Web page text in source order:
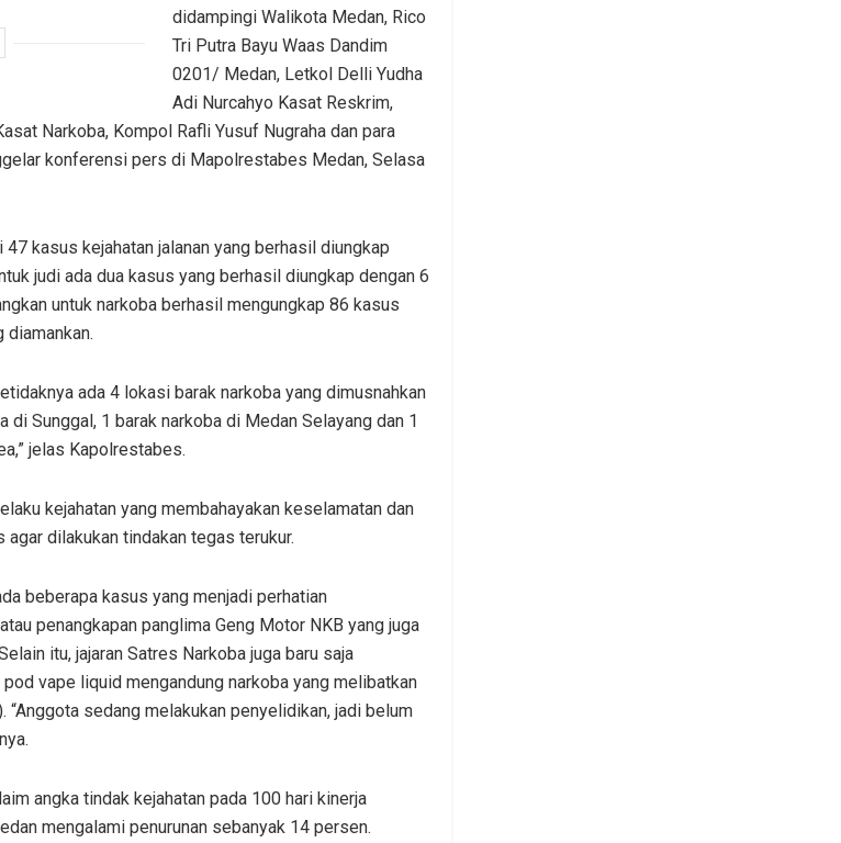
didampingi Walikota Medan, Rico
Tri Putra Bayu Waas Dandim
0201/ Medan, Letkol Delli Yudha
Adi Nurcahyo Kasat Reskrim,
Narkoba, Kompol Rafli Yusuf Nugraha dan para
konferensi pers di Mapolrestabes Medan, Selasa
kasus kejahatan jalanan yang berhasil diungkap
judi ada dua kasus yang berhasil diungkap dengan 6
untuk narkoba berhasil mengungkap 86 kasus
diamankan.
ada 4 lokasi barak narkoba yang dimusnahkan
di Sunggal, 1 barak narkoba di Medan Selayang dan 1
jelas Kapolrestabes.
kejahatan yang membahayakan keselamatan dan
dilakukan tindakan tegas terukur.
beberapa kasus yang menjadi perhatian
penangkapan panglima Geng Motor NKB yang juga
itu, jajaran Satres Narkoba juga baru saja
vape liquid mengandung narkoba yang melibatkan
“Anggota sedang melakukan penyelidikan, jadi belum
angka tindak kejahatan pada 100 hari kinerja
mengalami penurunan sebanyak 14 persen.